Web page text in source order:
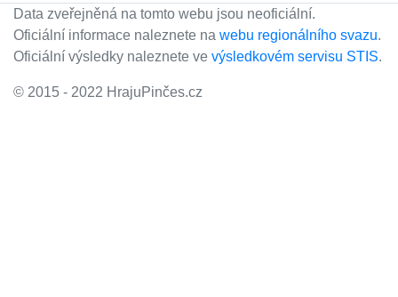
Data zveřejněná na tomto webu jsou neoficiální.
Oficiální informace naleznete na webu regionálního svazu.
Oficiální výsledky naleznete ve výsledkovém servisu STIS.
© 2015 - 2022 HrajuPinčes.cz